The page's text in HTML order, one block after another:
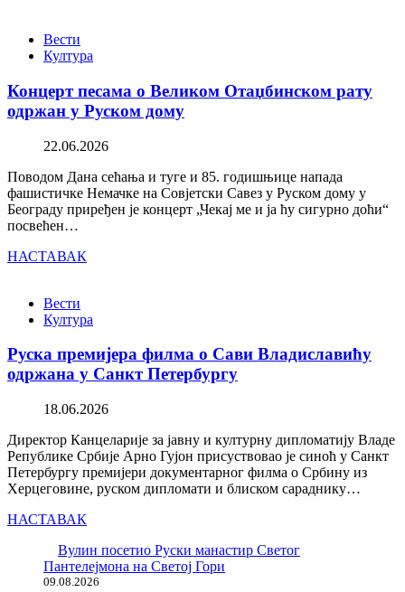
Вести
Култура
Концерт песама о Великом Отаџбинском рату
одржан у Руском дому
22.06.2026
Поводом Дана сећања и туге и 85. годишњице напада
фашистичке Немачке на Совјетски Савез у Руском дому у
Београду приређен је концерт „Чекај ме и ја ћу сигурно доћи“
посвећен…
НАСТАВАК
Вести
Култура
Руска премијера филма о Сави Владиславићу
одржана у Санкт Петербургу
18.06.2026
Директор Канцеларије за јавну и културну дипломатију Владе
Републике Србије Арно Гујон присуствовао је синоћ у Санкт
Петербургу премијери документарног филма о Србину из
Херцеговине, руском дипломати и блиском сараднику…
НАСТАВАК
Вулин посетио Руски манастир Светог
Пантелејмона на Светој Гори
09.08.2026